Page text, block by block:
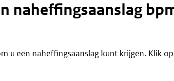
naheffingsaanslag
u een naheffingsaanslag kunt krijgen. Klik